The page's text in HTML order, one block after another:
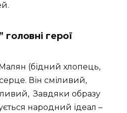
герої
(бідний хлопець,
Він сміливий,
Завдяки образу
народний ідеал –